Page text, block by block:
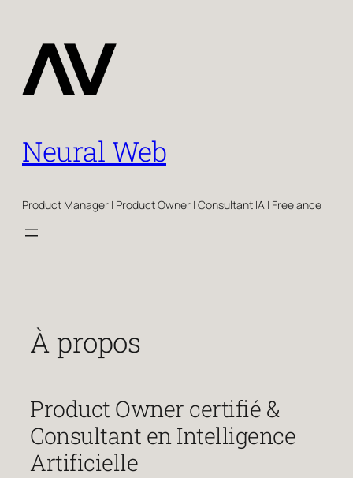
contenu
Neural Web
Product Manager | Product Owner | Consultant IA | Freelance
À propos
Product Owner certifié &
Consultant en Intelligence
Artificielle